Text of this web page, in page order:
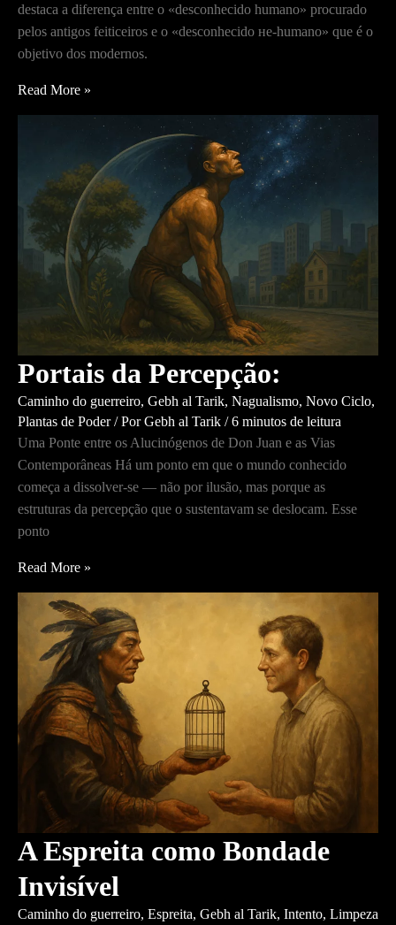
destaca a diferença entre o «desconhecido humano» procurado
pelos antigos feiticeiros e o «desconhecido не-humano» que é o
objetivo dos modernos.
A
aglutinação
Read More »
Portais da Percepção:
Caminho do guerreiro, Gebh al Tarik, Nagualismo, Novo Ciclo,
Plantas de Poder/ PorGebh al Tarik /6 minutos de leitura
Uma Ponte entre os Alucinógenos de Don Juan e as Vias
Contemporâneas Há um ponto em que o mundo conhecido
começa a dissolver-se — não por ilusão, mas porque as
estruturas da percepção que o sustentavam se deslocam. Esse
ponto
Portais
Percepção:
Read More »
A Espreita como Bondade
Invisível
Caminho do guerreiro, Espreita, Gebh al Tarik, Intento, Limpeza